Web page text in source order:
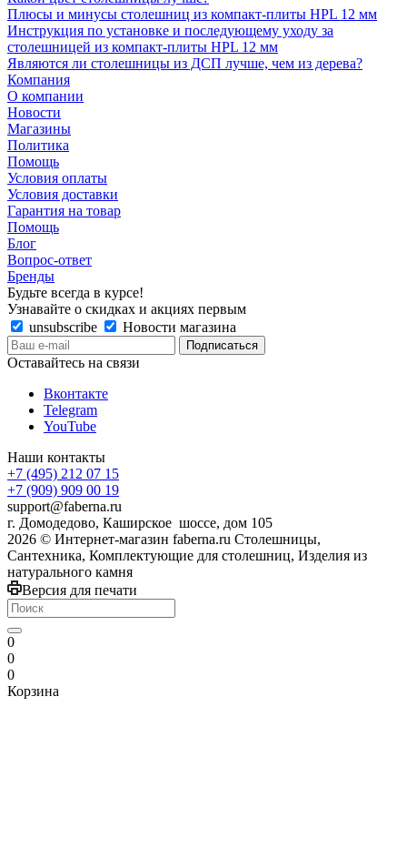
Плюсы и минусы столешниц из компакт-плиты HPL 12 мм
Инструкция по установке и последующему уходу за
столешницей из компакт-плиты HPL 12 мм
Являются ли столешницы из ДСП лучше, чем из дерева?
Компания
О компании
Новости
Магазины
Политика
Помощь
Условия оплаты
Условия доставки
Гарантия на товар
Помощь
Блог
Вопрос-ответ
Бренды
Будьте всегда в курсе!
Узнавайте о скидках и акциях первым
unsubscribe
Новости магазина
Оставайтесь на связи
Вконтакте
Telegram
YouTube
Наши контакты
+7 (495) 212 07 15
+7 (909) 909 00 19
support@faberna.ru
г. Домодедово, Каширское шоссе, дом 105
2026 © Интернет-магазин faberna.ru Столешницы,
Сантехника, Комплектующие для столешниц, Изделия из
натурального камня
Версия для печати
0
0
0
Корзина